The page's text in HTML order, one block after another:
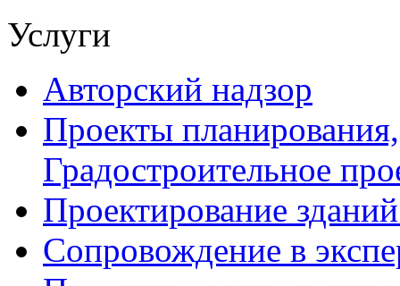
Услуги
Авторский надзор
Проекты
Градостроительное
Проектирование
Сопровождение в